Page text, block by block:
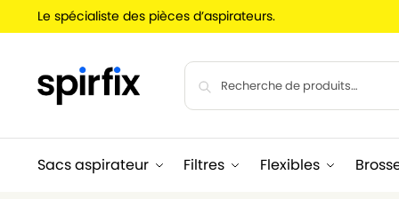
Le spécialiste des pièces d’aspirateurs.
Sacs aspirateur Filtres Flexibles